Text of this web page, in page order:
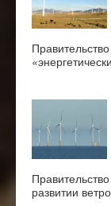
развитии